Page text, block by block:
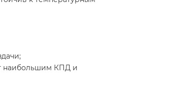
наибольшим КПД и